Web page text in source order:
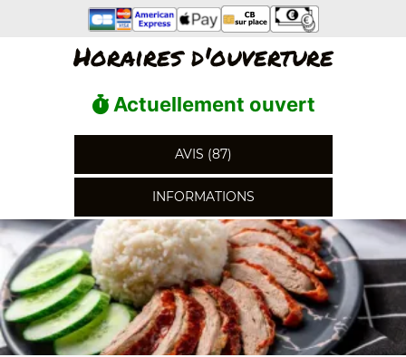
Horaires d'ouverture
Actuellement ouvert
AVIS (87)
INFORMATIONS